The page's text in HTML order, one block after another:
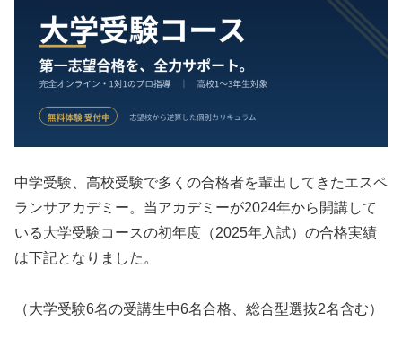
中学受験、高校受験で多くの合格者を輩出してきたエスペ
ランサアカデミー。当アカデミーが2024年から開講して
いる大学受験コースの初年度（2025年入試）の合格実績
は下記となりました。
（大学受験6名の受講生中6名合格、総合型選抜2名含む）